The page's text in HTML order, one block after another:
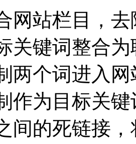
网站栏目，
关键词整合
两个词进入
作为目标关
间的死链接